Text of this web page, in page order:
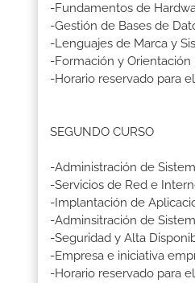
-Fundamentos de
-Gestión de Bases de
-Lenguajes de Marca y
-Formación y Orientación
-Horario reservado para
SEGUNDO CURSO
-Administración de
-Servicios de Red e
-Implantación de
-Adminsitración de
-Seguridad y Alta
-Empresa e iniciativa
-Horario reservado para